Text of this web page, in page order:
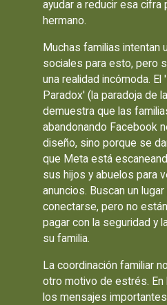
ayudar a reducir esa cifra
hermano.
Muchas familias intentan
sociales para esto, pero
una realidad incómoda. El
Paradox' (la paradoja de
demuestra que las
abandonando Facebook
diseño, sino porque se
que Meta está
sus hijos y abuelos para
anuncios. Buscan un lugar
conectarse, pero no
pagar con la seguridad y
su familia.
La coordinación familiar
otro motivo de estrés. En
los mensajes